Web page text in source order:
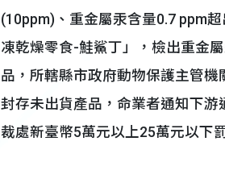
(10ppm)、重金屬汞含量0.7 ppm
凍乾燥零食-鮭鯊丁」，檢出重金
品，所轄縣市政府動物保護主管
封存未出貨產品，命業者通知下游
裁處新臺幣5萬元以上25萬元以下